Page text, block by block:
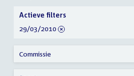
Verfijn
uw
resultaten
Actieve filters
verwijder
29/03/2010
Commissie